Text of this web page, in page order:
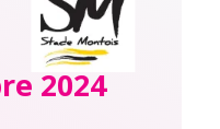
2024